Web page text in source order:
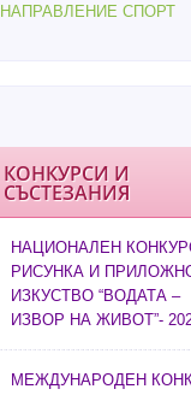
НАПРАВЛЕНИЕ СПОРТ
КОНКУРСИ И
СЪСТЕЗАНИЯ
НАЦИОНАЛЕН
РИСУНКА И
ИЗКУСТВО “ВОДАТА –
ИЗВОР НА ЖИВОТ”-
МЕЖДУНАРОДЕН